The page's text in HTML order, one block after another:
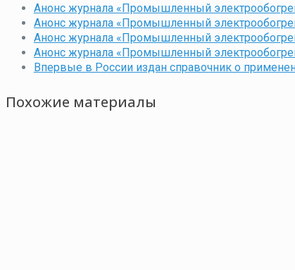
Анонс журнала «Промышленный
Анонс журнала «Промышленный
Анонс журнала «Промышленный
Анонс журнала «Промышленный
Впервые в России издан справочник о
Похожие материалы